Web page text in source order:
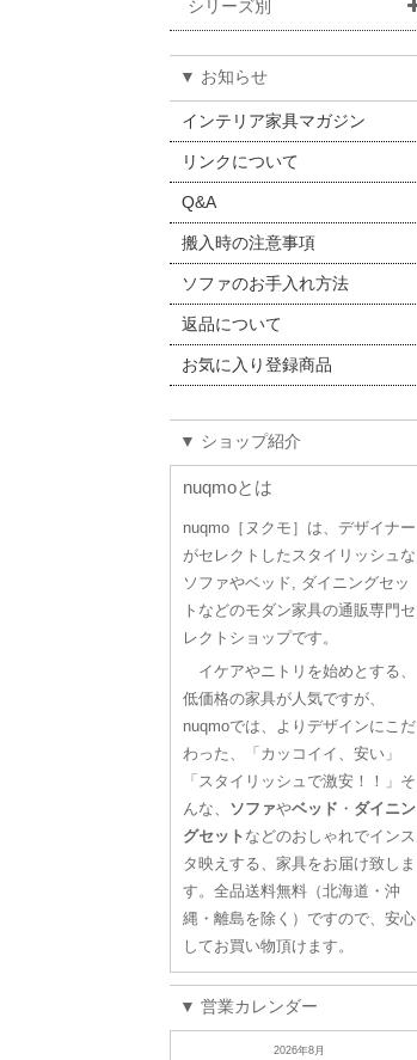
シリーズ別
▼ お知らせ
インテリア家具マガジン
リンクについて
Q&A
搬入時の注意事項
ソファのお手入れ方法
返品について
お気に入り登録商品
▼ ショップ紹介
nuqmoとは
nuqmo［ヌクモ］は、デザイナー
がセレクトしたスタイリッシュな
ソファやベッド, ダイニングセッ
トなどのモダン家具の通販専門セ
レクトショップです。
イケアやニトリを始めとする、
低価格の家具が人気ですが、
nuqmoでは、よりデザインにこだ
わった、「カッコイイ、安い」
「スタイリッシュで激安！！」そ
んな、 ソファやベッド ・ ダイニン
グセット などのおしゃれでインス
タ映えする、家具をお届け致しま
す。全品送料無料（北海道・沖
縄・離島を除く）ですので、安心
してお買い物頂けます。
▼ 営業カレンダー
2026年8月